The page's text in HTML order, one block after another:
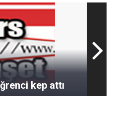
kep attı